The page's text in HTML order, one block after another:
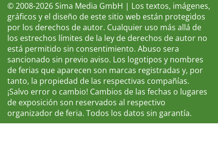
© 2008-2026 Sima Media GmbH | Los textos, imágenes,
gráficos y el diseño de este sitio web están protegidos
por los derechos de autor. Cualquier uso más allá de
los estrechos límites de la ley de derechos de autor no
está permitido sin consentimiento. Abuso sera
sancionado sin previo aviso. Los logotipos y nombres
de ferias que aparecen son marcas registradas y, por
tanto, la propiedad de las respectivas compañías.
¡Salvo error o cambio! Cambios de las fechas o lugares
de exposición son reservados al respectivo
organizador de feria. Todos los datos sin garantía.